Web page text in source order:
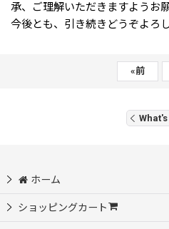
承、ご理解いただきますようお
今後とも、引き続きどうぞよろ
«前
ホーム
ショッピングカート